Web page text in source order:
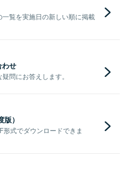
覧を実施日の新しい順に掲載
わせ
問にお答えします。
）
式でダウンロードできま